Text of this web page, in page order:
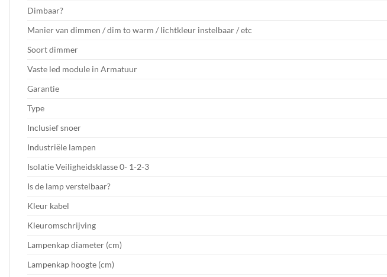
Dimbaar?
Manier van dimmen / dim to warm / lichtkleur instelbaar / etc
Soort dimmer
Vaste led module in Armatuur
Garantie
Type
Inclusief snoer
Industriële lampen
Isolatie Veiligheidsklasse 0- 1-2-3
Is de lamp verstelbaar?
Kleur kabel
Kleuromschrijving
Lampenkap diameter (cm)
Lampenkap hoogte (cm)